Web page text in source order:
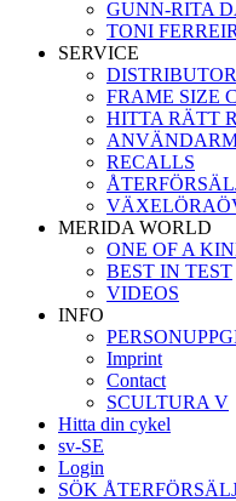
GUNN-RITA
TONI
SERVICE
FRAME SIZE
HITTA RÄTT
RECALLS
MERIDA WORLD
ONE OF A
BEST IN TEST
VIDEOS
INFO
Imprint
Contact
SCULTURA V
Hitta din cykel
sv-SE
Login
SÖK